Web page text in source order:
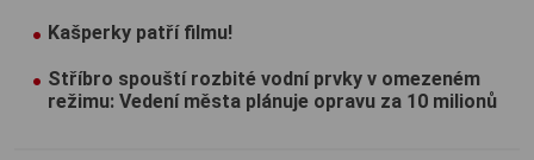
Kašperky patří filmu!
Stříbro spouští rozbité vodní prvky v omezeném
režimu: Vedení města plánuje opravu za 10 milionů